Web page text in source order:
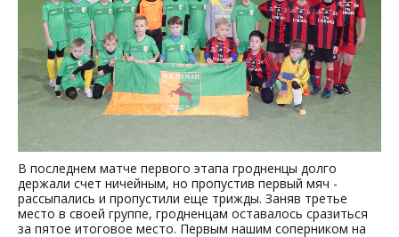
В последнем матче первого этапа гродненцы долго
держали счет ничейным, но пропустив первый мяч -
рассыпались и пропустили еще трижды. Заняв третье
место в своей группе, гродненцам оставалось сразиться
за пятое итоговое место. Первым нашим соперником на